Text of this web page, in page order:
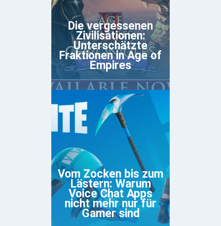
Die vergessenen
Zivilisationen:
Unterschätzte
Fraktionen in Age of
Empires
Vom Zocken bis zum
Lästern: Warum
Voice Chat Apps
nicht mehr nur für
Gamer sind